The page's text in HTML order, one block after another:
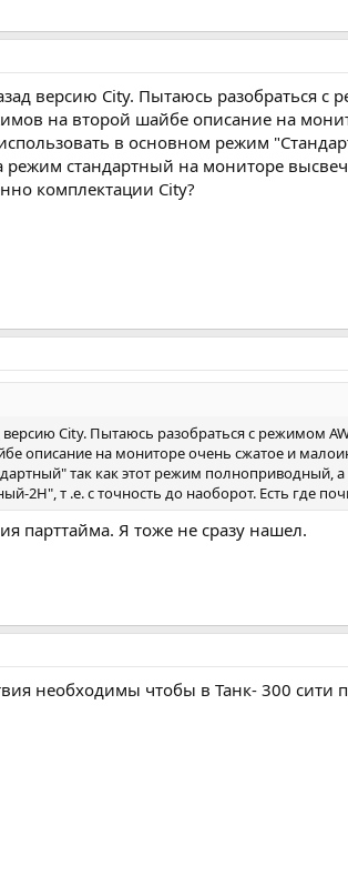
версию City. Пытаюсь разобраться с
на второй шайбе описание на
в основном режим
стандартный на мониторе
комплектации City?
City. Пытаюсь разобраться с режимом
описание на мониторе очень сжатое и
так как этот режим полноприводный,
2H", т .е. с точность до наоборот. Есть где
парттайма. Я тоже не сразу нашел.
необходимы чтобы в Танк- 300 сити